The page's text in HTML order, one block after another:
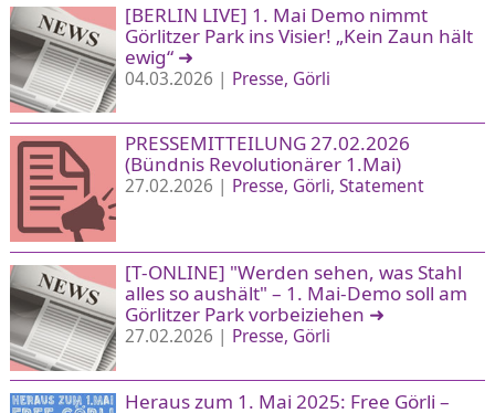
[BERLIN LIVE] 1. Mai Demo nimmt
Görlitzer Park ins Visier! „Kein Zaun hält
ewig“ ➜
04.03.2026 | Presse Görli
PRESSEMITTEILUNG 27.02.2026
(Bündnis Revolutionärer 1.Mai)
27.02.2026 | Presse Görli Statement
[T-ONLINE] "Werden sehen, was Stahl
alles so aushält" – 1. Mai-Demo soll am
Görlitzer Park vorbeiziehen ➜
27.02.2026 | Presse Görli
Heraus zum 1. Mai 2025: Free Görli –